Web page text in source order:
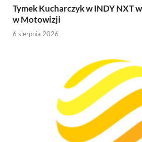
Tymek Kucharczyk w INDY NXT
w Motowizji
6 sierpnia 2026